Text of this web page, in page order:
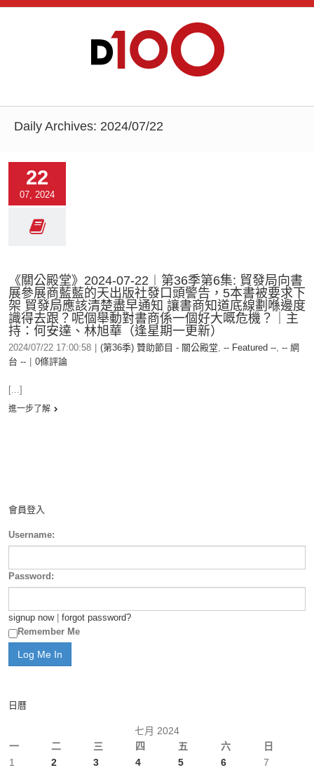
Daily Archives: 2024/07/22
22
07, 2024
《關公殿堂》2024-07-22︱第36季第6集: 貿發局向書
展參展商藍藍的天出版社發口頭警告，5本書被要求下
架 貿發局應該清楚盡早通知 讓書商知道底線劃喺邊度
識得去跟？呢個舉動對書商係一個好大嘅危機？｜主
持：何安達、林旭華（逢星期一更新）
2024/07/22 17:00:58 (第36季) 贊助節目 - 關公殿堂, -- Featured --, -- 網
台 --
0條評論
[...]
進一步了解
會員登入
Username:
Password:
signup now| forgot password?
Remember Me
日曆
七月 2024
一
二 三 四 五 六 日
1 2 3 4 5 6
7